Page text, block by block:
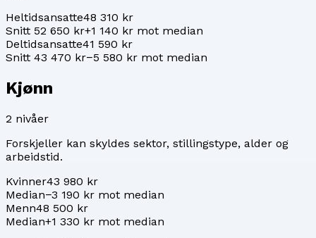
Heltidsansatte48 310 kr
Snitt 52 650 kr+1 140 kr mot median
Deltidsansatte41 590 kr
Snitt 43 470 kr−5 580 kr mot median
Kjønn
2 nivåer
Forskjeller kan skyldes sektor, stillingstype, alder og
arbeidstid.
Kvinner43 980 kr
Median−3 190 kr mot median
Menn48 500 kr
Median+1 330 kr mot median